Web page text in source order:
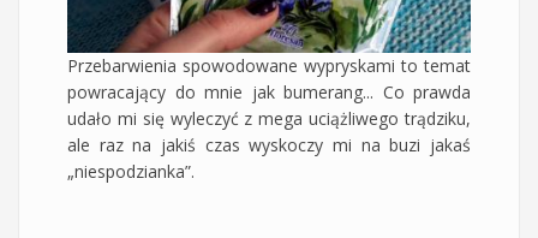
Przebarwienia spowodowane wypryskami to temat
powracający do mnie jak bumerang... Co prawda
udało mi się wyleczyć z mega uciążliwego trądziku,
ale raz na jakiś czas wyskoczy mi na buzi jakaś
„niespodzianka”.